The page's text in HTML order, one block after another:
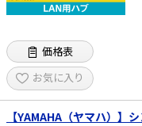
価格表
お気に入り
【YAMAHA（ヤマハ）】